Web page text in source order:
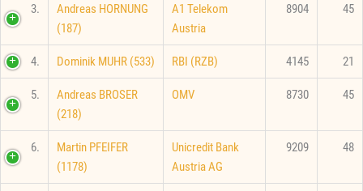
3.
Andreas HORNUNG
(187)
A1 Telekom
Austria
8904 45
4. Dominik MUHR (533) RBI (RZB) 4145 21
5.
Andreas BROSER
(218)
OMV 8730 45
6.
Martin PFEIFER
(1178)
Unicredit Bank
Austria AG
9209 48